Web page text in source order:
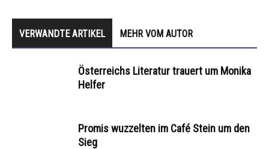
VERWANDTE ARTIKEL MEHR VOM AUTOR
Österreichs Literatur trauert um Monika
Helfer
Promis wuzzelten im Café Stein um den
Sieg